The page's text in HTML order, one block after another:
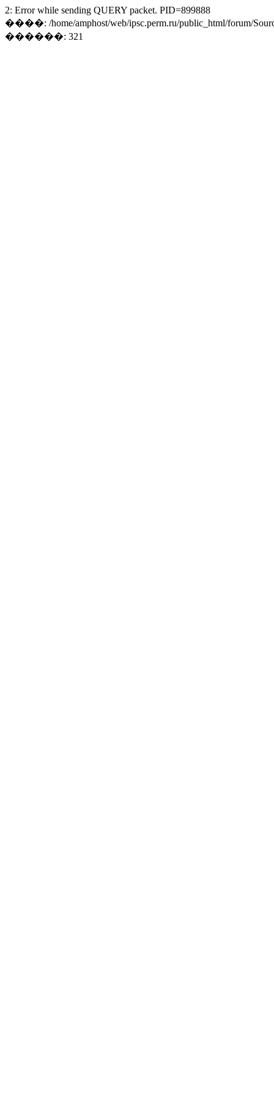
2: Error while sending QUERY packet. PID=899888
����: /home/amphost/web/ipsc.perm.ru/public_html/forum/
������: 321